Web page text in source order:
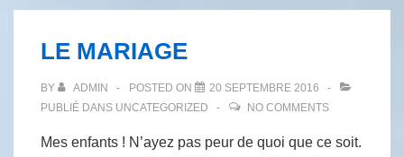
LE MARIAGE
BY ADMIN POSTED ON
20 SEPTEMBRE 2016
PUBLIÉ DANS UNCATEGORIZED NO COMMENTS
Mes enfants ! N’ayez pas peur de quoi que ce soit.